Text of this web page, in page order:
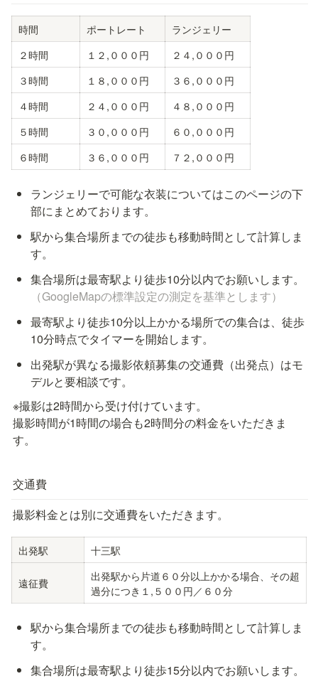
時間 ポートレート
２時間
１２,０００円
２４,０００円
３時間
１８,０００円
３６,０００円
４時間
２４,０００円
４８,０００円
５時間
３０,０００円
６０,０００円
６時間
３６,０００円 ７２,０００円
ランジェリーで可能な衣装についてはこのページの下
部にまとめております。
駅から集合場所までの徒歩も移動時間として計算しま
す。
集合場所は最寄駅より徒歩10分以内でお願いします。
（GoogleMapの標準設定の測定を基準とします）
最寄駅より徒歩10分以上かかる場所での集合は、徒歩
10分時点でタイマーを開始します。
出発駅が異なる撮影依頼募集の交通費（出発点）はモ
デルと要相談です。
※撮影は2時間から受け付けています。
撮影時間が1時間の場合も2時間分の料金をいただきま
す。
交通費
撮影料金とは別に交通費をいただきます。
出発駅 十三駅
遠征費
出発駅から片道６０分以上かかる場合、その超
過分につき１,５００円／６０分
駅から集合場所までの徒歩も移動時間として計算しま
す。
集合場所は最寄駅より徒歩15分以内でお願いします。